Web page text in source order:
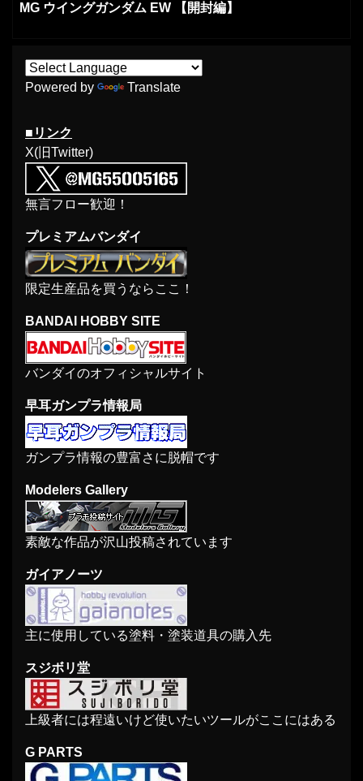
MG ウイングガンダム EW 【開封編】
Powered by Translate
■リンク
X(旧Twitter)
無言フロー歓迎！
プレミアムバンダイ
限定生産品を買うならここ！
BANDAI HOBBY SITE
バンダイのオフィシャルサイト
早耳ガンプラ情報局
ガンプラ情報の豊富さに脱帽です
Modelers Gallery
素敵な作品が沢山投稿されています
ガイアノーツ
主に使用している塗料・塗装道具の購入先
スジボリ堂
上級者には程遠いけど使いたいツールがここにはある
G PARTS